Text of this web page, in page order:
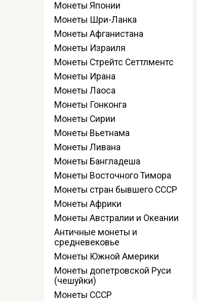
Монеты Японии
Монеты Шри-Ланка
Монеты Афганистана
Монеты Израиля
Монеты Стрейтс Сеттлментс
Монеты Ирана
Монеты Лаоса
Монеты Гонконга
Монеты Сирии
Монеты Вьетнама
Монеты Ливана
Монеты Бангладеша
Монеты Восточного Тимора
Монеты стран бывшего СССР
Монеты Африки
Монеты Австралии и Океании
Античные монеты и
средневековье
Монеты Южной Америки
Монеты допетровской Руси
(чешуйки)
Монеты СССР